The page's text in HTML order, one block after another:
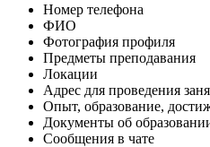
Номер телефона
ФИО
Фотография профиля
Предметы преподавания
Локации
Адрес для проведения
Опыт, образование,
Документы об
Сообщения в чате